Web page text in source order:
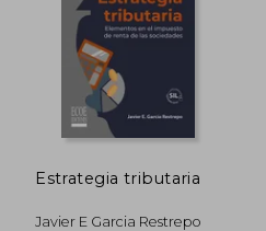
Estrategia tributaria
Javier E Garcia Restrepo